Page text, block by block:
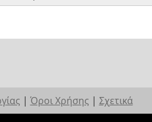
| Όροι Χρήσης | Σχετικά